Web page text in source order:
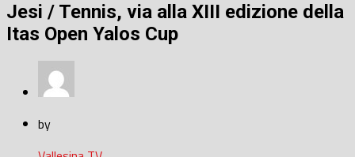
Jesi / Tennis, via alla XIII edizione della
Itas Open Yalos Cup
by